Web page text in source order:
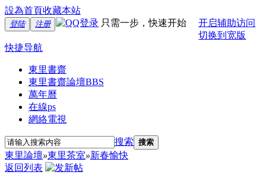
設為首頁收藏本站
登陆 注册 只需一步，快速开始
开启辅助访问
切换到宽版
快捷导航
東里書齋
東里書齋論壇BBS
萬年曆
在線ps
網絡電視
搜索 搜索
東里論壇»東里茶室»新春愉快
返回列表